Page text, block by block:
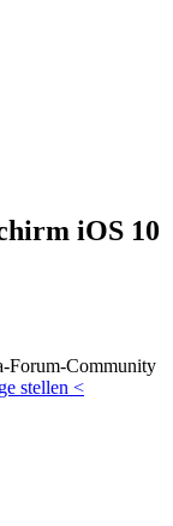
iOS 10
Forum-Community
stellen <